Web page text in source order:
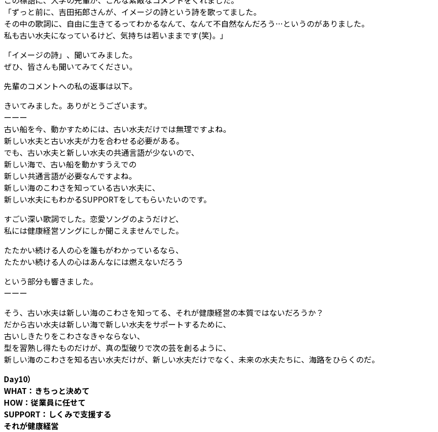
「ずっと前に、吉田拓郎さんが、イメージの詩という詩を歌ってました。
その中の歌詞に、自由に生きてるってわかるなんて、なんて不自然なんだろう…というのがありました。
私も古い水夫になっているけど、気持ちは若いままです(笑)。」
「イメージの詩」、聞いてみました。
ぜひ、皆さんも聞いてみてください。
先輩のコメントへの私の返事は以下。
きいてみました。ありがとうございます。
ーーー
古い船を今、動かすためには、古い水夫だけでは無理ですよね。
新しい水夫と古い水夫が力を合わせる必要がある。
でも、古い水夫と新しい水夫の共通言語が少ないので、
新しい海で、古い船を動かすうえでの
新しい共通言語が必要なんですよね。
新しい海のこわさを知っている古い水夫に、
新しい水夫にもわかるSUPPORTをしてもらいたいのです。
すごい深い歌詞でした。恋愛ソングのようだけど、
私には健康経営ソングにしか聞こえませんでした。
たたかい続ける人の心を誰もがわかっているなら、
たたかい続ける人の心はあんなには燃えないだろう
という部分も響きました。
ーーー
そう、古い水夫は新しい海のこわさを知ってる、それが健康経営の本質ではないだろうか？
だから古い水夫は新しい海で新しい水夫をサポートするために、
古いしきたりをこわさなきゃならない、
型を習熟し得たものだけが、真の型破りで次の芸を創るように、
新しい海のこわさを知る古い水夫だけが、新しい水夫だけでなく、未来の水夫たちに、海路をひらくのだ。
Day10）
WHAT：きちっと決めて
HOW：従業員に任せて
SUPPORT：しくみで支援する
それが健康経営